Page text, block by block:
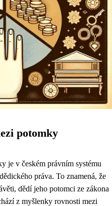
potomky
je v českém právním systému
práva. To znamená, že
dědí jeho potomci ze zákona
z myšlenky rovnosti mezi